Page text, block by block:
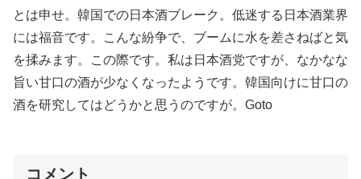
とは申せ。韓国での日本酒ブレーク。低迷する日本酒業界
には福音です。こんな紛争で、ブームに水を差さねばと気
を揉みます。この際です。私は日本酒党ですが、なかなな
旨い甘口の酒が少なくなったようです。韓国向けに甘口の
酒を研究してはどうかと思うのですが。Goto
コメント